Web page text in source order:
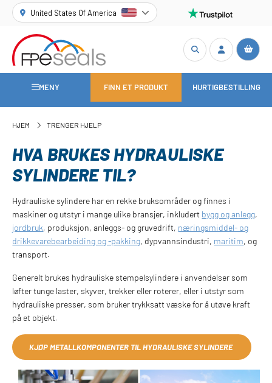
United States Of America
MENY FINN ET PRODUKT HURTIGBESTILLING
HJEM TRENGER HJELP
HVA BRUKES HYDRAULISKE
SYLINDERE TIL?
Hydrauliske sylindere har en rekke bruksområder og finnes i
maskiner og utstyr i mange ulike bransjer, inkludert bygg og anlegg,
jordbruk, produksjon, anleggs- og gruvedrift, næringsmiddel- og
drikkevarebearbeiding og -pakking, dypvannsindustri, maritim, og
transport.
Generelt brukes hydrauliske stempelsylindere i anvendelser som
løfter tunge laster, skyver, trekker eller roterer, eller i utstyr som
hydrauliske presser, som bruker trykksatt væske for å utøve kraft
på et objekt.
KJØP METALLKOMPONENTER TIL HYDRAULISKE SYLINDERE